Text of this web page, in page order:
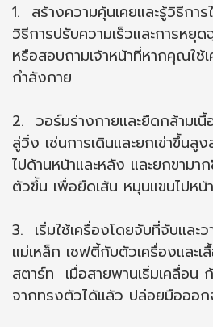
1. สร้างความคุ้นเคยและรู้วิธีก
วิธีการปรับความเร็วและการหยุ
หรือสอบถามเจ้าหน้าที่หากคุณใช้
กำลังกาย
2. วอร์มร่างกายและยืดกล้ามเ
ลู่วิ่ง เช่นการเดินและยกเข่าขึ้นสู
ไปด้านหน้าและหลัง และยกขามา
ตัวขึ้น เพื่อยืดเส้น หมุนแขนไปหน้
3. เริ่มใช้เครื่องโดยจับที่จับและ
แม่เหล็ก เซฟตี้กับตัวเครื่องและ
สตาร์ท เมื่อสายพานเริ่มเคลื่อน ก้
จากทรงตัวได้แล้ว ปล่อยมือออ